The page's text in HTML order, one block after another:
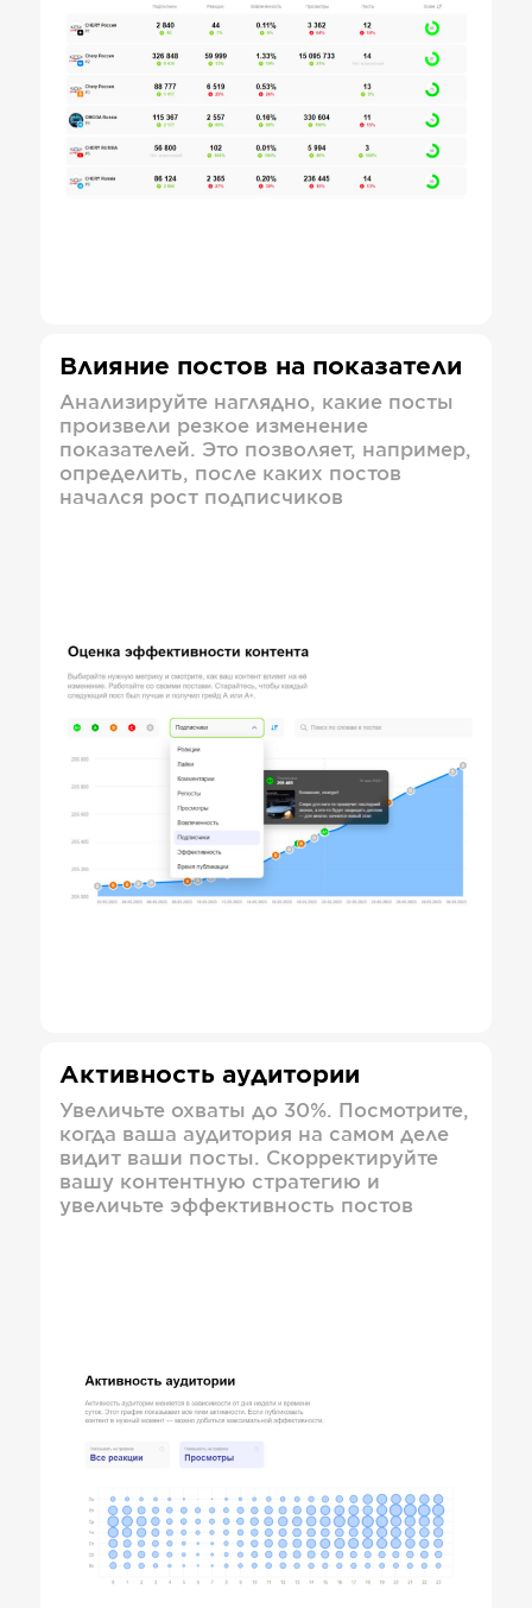
Влияние постов на показатели
Анализируйте наглядно, какие посты
произвели резкое изменение
показателей. Это позволяет, например,
определить, после каких постов
начался рост подписчиков
Активность аудитории
Увеличьте охваты до 30%. Посмотрите,
когда ваша аудитория на самом деле
видит ваши посты. Скорректируйте
вашу контентную стратегию и
увеличьте эффективность постов